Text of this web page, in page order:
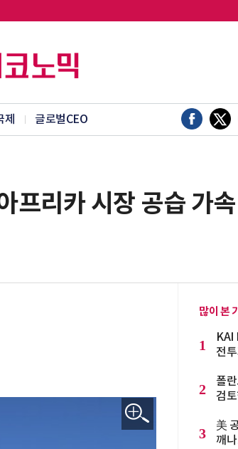
제 글로벌CEO
프리카 시장 공습 가속
많이 본
1
KAI
전
2
폴
검
3
美
깨